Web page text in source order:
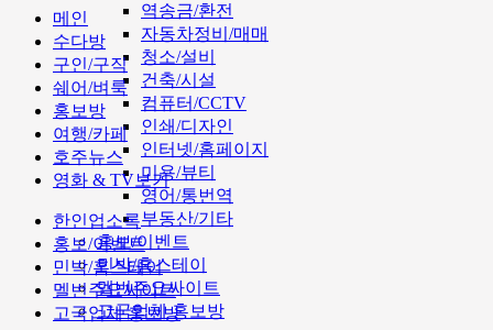
역송금/환전
자동차정비/매매
청소/설비
건축/시설
컴퓨터/CCTV
인쇄/디자인
인터넷/홈페이지
미용/뷰티
영어/통번역
부동산/기타
홍보/이벤트
민박/홈스테이
멜번주요싸이트
고국업체 홍보방
메인
수다방
구인/구직
쉐어/벼룩
홍보방
여행/카페
호주뉴스
영화 & TV보기
한인업소록
홍보/이벤트
민박/홈스테이
멜번주요싸이트
고국업체 홍보방